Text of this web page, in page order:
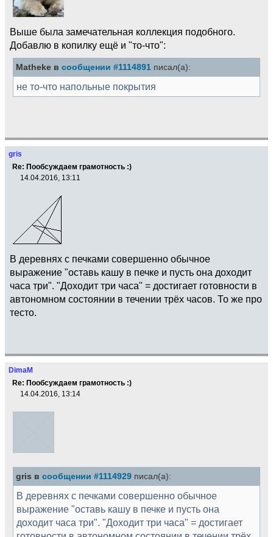
Выше была замечательная коллекция подобного.
Добавлю в копилку ещё и "то-что":
Matheke в сообщении #1114891 писал(а):
не то-что напольные покрытия
gris
Re: Пообсуждаем грамотность :)
14.04.2016, 13:11
В деревнях с печками совершенно обычное
выражение "оставь кашу в печке и пусть она доходит
часа три". "Доходит три часа" = достигает готовности в
автономном состоянии в течении трёх часов. То же про
тесто.
DimaM
Re: Пообсуждаем грамотность :)
14.04.2016, 13:14
gris в сообщении #1114929 писал(а):
В деревнях с печками совершенно обычное
выражение "оставь кашу в печке и пусть она
доходит часа три". "Доходит три часа" = достигает